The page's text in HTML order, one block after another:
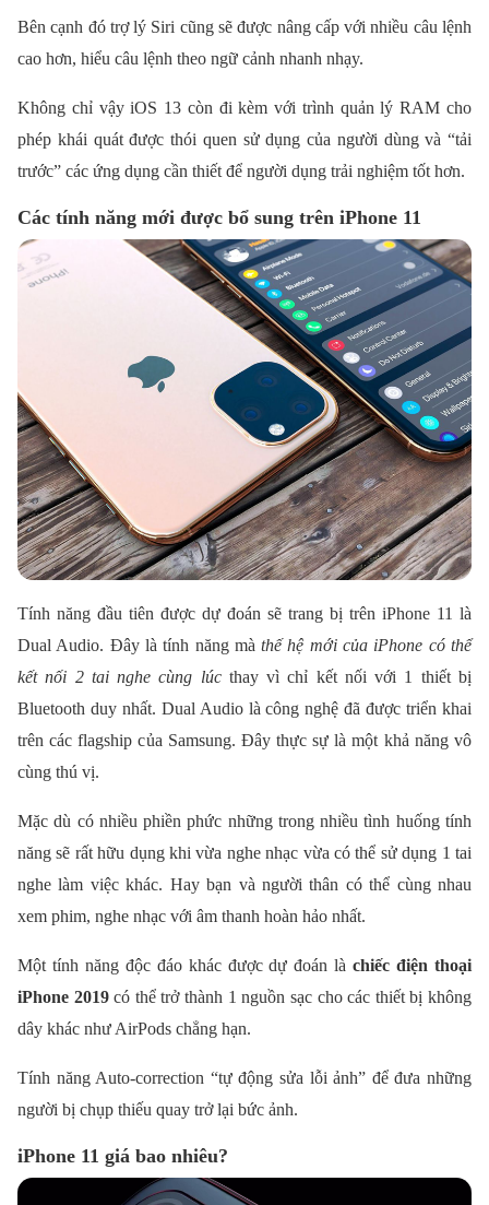
Bên cạnh đó trợ lý Siri cũng sẽ được nâng cấp với nhiều câu lệnh
cao hơn, hiểu câu lệnh theo ngữ cảnh nhanh nhạy.
Không chỉ vậy iOS 13 còn đi kèm với trình quản lý RAM cho
phép khái quát được thói quen sử dụng của người dùng và “tải
trước” các ứng dụng cần thiết để người dụng trải nghiệm tốt hơn.
Các tính năng mới được bổ sung trên iPhone 11
Tính năng đầu tiên được dự đoán sẽ trang bị trên iPhone 11 là
Dual Audio. Đây là tính năng màthế hệ mới của iPhone có thể
kết nối 2 tai nghe cùng lúc thay vì chỉ kết nối với 1 thiết bị
Bluetooth duy nhất. Dual Audio là công nghệ đã được triển khai
trên các flagship của Samsung. Đây thực sự là một khả năng vô
cùng thú vị.
Mặc dù có nhiều phiền phức những trong nhiều tình huống tính
năng sẽ rất hữu dụng khi vừa nghe nhạc vừa có thể sử dụng 1 tai
nghe làm việc khác. Hay bạn và người thân có thể cùng nhau
xem phim, nghe nhạc với âm thanh hoàn hảo nhất.
Một tính năng độc đáo khác được dự đoán làchiếc điện thoại
iPhone 2019có thể trở thành 1 nguồn sạc cho các thiết bị không
dây khác như AirPods chẳng hạn.
Tính năng Auto-correction “tự động sửa lỗi ảnh” để đưa những
người bị chụp thiếu quay trở lại bức ảnh.
iPhone 11 giá bao nhiêu?